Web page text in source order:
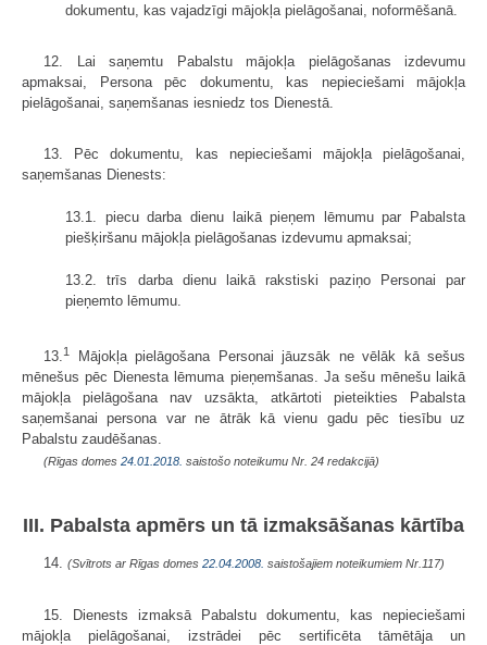
dokumentu, kas vajadzīgi mājokļa pielāgošanai, noformēšanā.
12. Lai saņemtu Pabalstu mājokļa pielāgošanas izdevumu
apmaksai, Persona pēc dokumentu, kas nepieciešami mājokļa
pielāgošanai, saņemšanas iesniedz tos Dienestā.
13. Pēc dokumentu, kas nepieciešami mājokļa pielāgošanai,
saņemšanas Dienests:
13.1. piecu darba dienu laikā pieņem lēmumu par Pabalsta
piešķiršanu mājokļa pielāgošanas izdevumu apmaksai;
13.2. trīs darba dienu laikā rakstiski paziņo Personai par
pieņemto lēmumu.
13. 1
Mājokļa pielāgošana Personai jāuzsāk ne vēlāk kā sešus
mēnešus pēc Dienesta lēmuma pieņemšanas. Ja sešu mēnešu laikā
mājokļa pielāgošana nav uzsākta, atkārtoti pieteikties Pabalsta
saņemšanai persona var ne ātrāk kā vienu gadu pēc tiesību uz
Pabalstu zaudēšanas.
(Rīgas domes 24.01.2018. saistošo noteikumu Nr. 24 redakcijā)
III. Pabalsta apmērs un tā izmaksāšanas kārtība
14. (Svītrots ar Rīgas domes 22.04.2008. saistošajiem noteikumiem Nr.117)
15. Dienests izmaksā Pabalstu dokumentu, kas nepieciešami
mājokļa pielāgošanai, izstrādei pēc sertificēta tāmētāja un